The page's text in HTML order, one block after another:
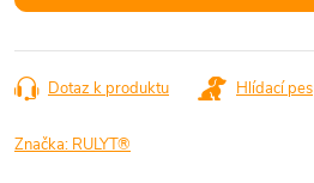
Dotaz k produktu Hlídací pes
Značka: RULYT®